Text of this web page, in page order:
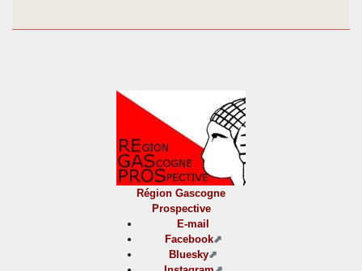
Région Gascogne
Prospective
E-mail
Facebook
Bluesky